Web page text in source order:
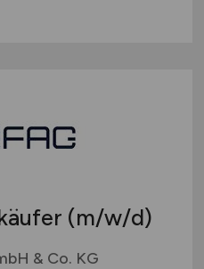
(m/w/d)
& Co. KG